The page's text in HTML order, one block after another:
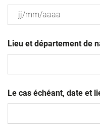
slash
MM
Lieu et département de
Le cas échéant, date et